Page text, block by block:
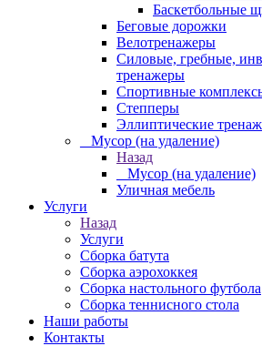
Баскетбольные
Беговые дорожки
Велотренажеры
Силовые, гребные,
тренажеры
Спортивные
Степперы
Эллиптические
_ Мусор (на удаление)
Назад
_ Мусор (на удаление)
Уличная мебель
Услуги
Назад
Услуги
Сборка батута
Сборка аэрохоккея
Сборка настольного футбола
Сборка теннисного стола
Наши работы
Контакты